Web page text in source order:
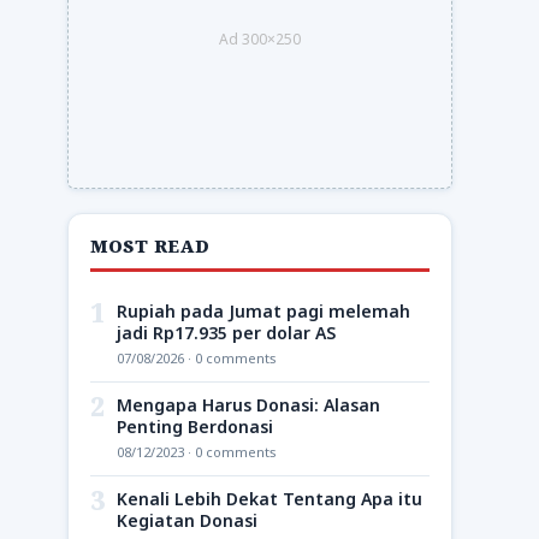
Ad 300×250
MOST READ
1
Rupiah pada Jumat pagi melemah
jadi Rp17.935 per dolar AS
07/08/2026 · 0 comments
2
Mengapa Harus Donasi: Alasan
Penting Berdonasi
08/12/2023 · 0 comments
3 Kenali Lebih Dekat Tentang Apa itu
Kegiatan Donasi